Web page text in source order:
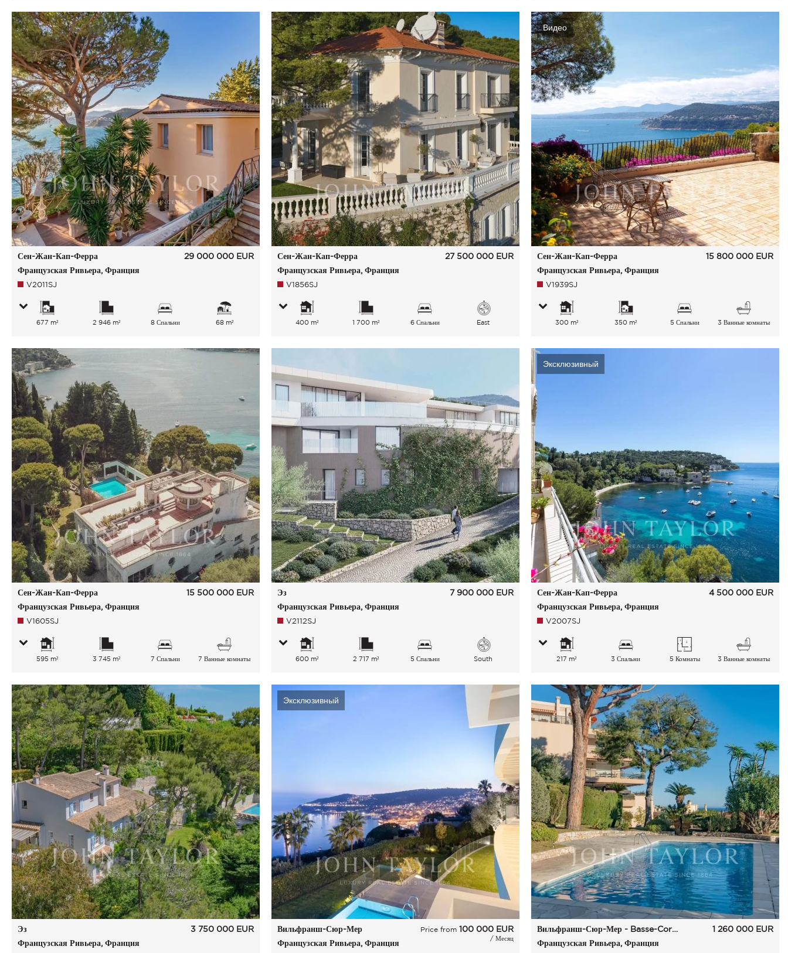
воздуха
Сен-Жан-Кап-Ферра
Французская Ривьера, Франция
29 000 000 EUR
V2011SJ
677 m² 2 946 m² 8 Спальни 68 m²
Сен-Жан-Кап-Ферра
Французская Ривьера, Франция
27 500 000 EUR
V1856SJ
400 m² 1 700 m² 6 Спальни East
Видео
Сен-Жан-Кап-Ферра
Французская Ривьера, Франция
15 800 000 EUR
V1939SJ
300 m² 350 m² 5 Спальни 3 Ванные комнаты
Сен-Жан-Кап-Ферра
Французская Ривьера, Франция
15 500 000 EUR
V1605SJ
595 m² 3 745 m² 7 Спальни 7 Ванные комнаты
Эз
Французская Ривьера, Франция
7 900 000 EUR
V2112SJ
600 m² 2 717 m² 5 Спальни South
Эксклюзивный
Сен-Жан-Кап-Ферра
Французская Ривьера, Франция
4 500 000 EUR
V2007SJ
217 m² 3 Спальни 5 Комнаты 3 Ванные комнаты
Эз
Французская Ривьера, Франция
3 750 000 EUR
Эксклюзивный
Вильфранш-Сюр-Мер
Французская Ривьера, Франция
Price from 100 000 EUR
/ Месяц
Вильфранш-Сюр-Мер - Basse-Corniche
Французская Ривьера, Франция
1 260 000 EUR